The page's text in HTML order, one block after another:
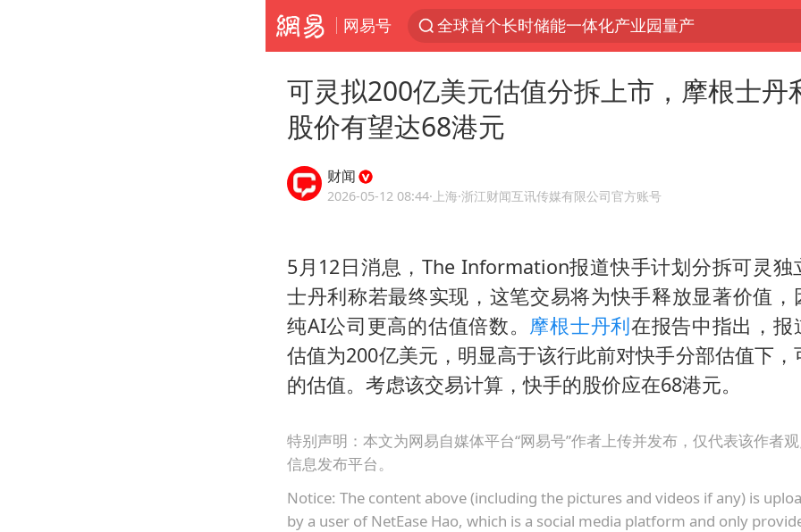
网易号
全球首个长时储能一体化产业园量产
台风白海豚已进入24小时警戒线
四川宜宾高县4.9级地震致1死
秋天的第一杯奶茶到底有多火
国乒男单横滨冠军赛全军覆没
胡彦斌获《歌手2026》歌王
U17国足三连胜晋级明日之星半决赛
美股存储板块集体大跌
胜宏科技：股票交易异常波动
中巨芯：上半年归母净利润1405.77万元
名创优品回应女子吐槽内裤质量差
可灵拟200亿美元估值分拆上市，摩根士丹
股价有望达68港元
财闻
2026-05-12 08:44·上海·浙江财闻互讯传媒有限公司官方账号
5月12日消息，The Information报道快手计划分拆可灵独
士丹利称若最终实现，这笔交易将为快手释放显著价值，
纯AI公司更高的估值倍数。 摩根士丹利在报告中指出，报
估值为200亿美元，明显高于该行此前对快手分部估值下
的估值。考虑该交易计算，快手的股价应在68港元。
特别声明：本文为网易自媒体平台“网易号”作者上传并发布，仅代表该作者
信息发布平台。
Notice: The content above (including the pictures and videos if any) is
by a user of NetEase Hao, which is a social media platform and only